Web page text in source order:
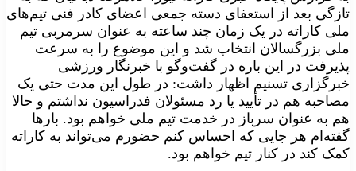
تازگی بعد از استعفای دسته جمعی اعضای کادر فنی تیم‌های
ملی کاراته در یک زمان چند ساعته به عنوان سرمربی تیم
ملی بزرگسالان انتخاب شد و این موضوع را به سرعت
پذیرفت در این باره در گفت‌وگو با خبرنگار ورزشی
خبرگزاری تسنیم اظهار داشت: در طول این مدت حتی یک
مصاحبه هم در تأیید یا رد مسئولان فدراسیون نداشتم و حالا
هم به عنوان سرباز در خدمت تیم ملی خواهم بود. بارها
گفته‌ام هر جایی که احساس کنم حضورم می‌تواند به کاراته
کمک کند در کنار تیم خواهم بود.